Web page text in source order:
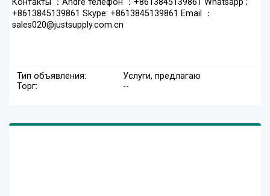
Контакты ：Andre телефон ：+8613845139861 Whatsapp ;
+8613845139861 Skype: +8613845139861 Email ：
sales020@justsupply.com.cn
Тип объявления:
Услуги, предлагаю
Торг:
--